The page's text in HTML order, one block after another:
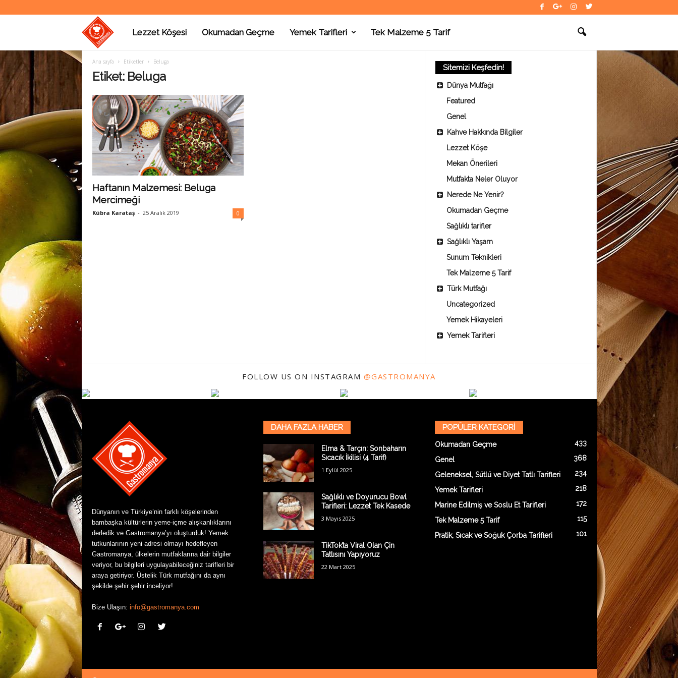
s
t
Lezzet Köşesi Okumadan Geçme Yemek Tarifleri Tek Malzeme 5 Tarif
Ana sayfa Etiketler Beluga
Etiket: Beluga
Haftanın Malzemesi: Beluga
Mercimeği
Kübra Karataş - 25 Aralık 2019 0
Sitemizi Keşfedin!
Dünya Mutfağı
Featured
Genel
Kahve Hakkında Bilgiler
Lezzet Köşe
Mekan Önerileri
Mutfakta Neler Oluyor
Nerede Ne Yenir?
Okumadan Geçme
Sağlıklı tarifler
Sağlıklı Yaşam
Sunum Teknikleri
Tek Malzeme 5 Tarif
Türk Mutfağı
Uncategorized
Yemek Hikayeleri
Yemek Tarifleri
FOLLOW US ON INSTAGRAM @GASTROMANYA
Dünyanın ve Türkiye’nin farklı köşelerinden
bambaşka kültürlerin yeme-içme alışkanlıklarını
derledik ve Gastromanya’yı oluşturduk! Yemek
tutkunlarının yeni adresi olmayı hedefleyen
Gastromanya, ülkelerin mutfaklarına dair bilgiler
veriyor, bu bilgileri uygulayabileceğiniz tarifleri bir
araya getiriyor. Üstelik Türk mutfağını da aynı
şekilde şehir şehir inceliyor!
Bize Ulaşın: info@gastromanya.com
DAHA FAZLA HABER
Elma & Tarçın: Sonbaharın
Sıcacık İkilisi (4 Tarif)
1 Eylül 2025
Sağlıklı ve Doyurucu Bowl
Tarifleri: Lezzet Tek Kasede
3 Mayıs 2025
TikTok’ta Viral Olan Çin
Tatlısını Yapıyoruz
22 Mart 2025
POPÜLER KATEGORİ
Okumadan Geçme 433
Genel 368
Geleneksel, Sütlü ve Diyet Tatlı Tarifleri 234
Yemek Tarifleri 218
Marine Edilmiş ve Soslu Et Tarifleri 172
Tek Malzeme 5 Tarif 115
Pratik, Sıcak ve Soğuk Çorba Tarifleri 101